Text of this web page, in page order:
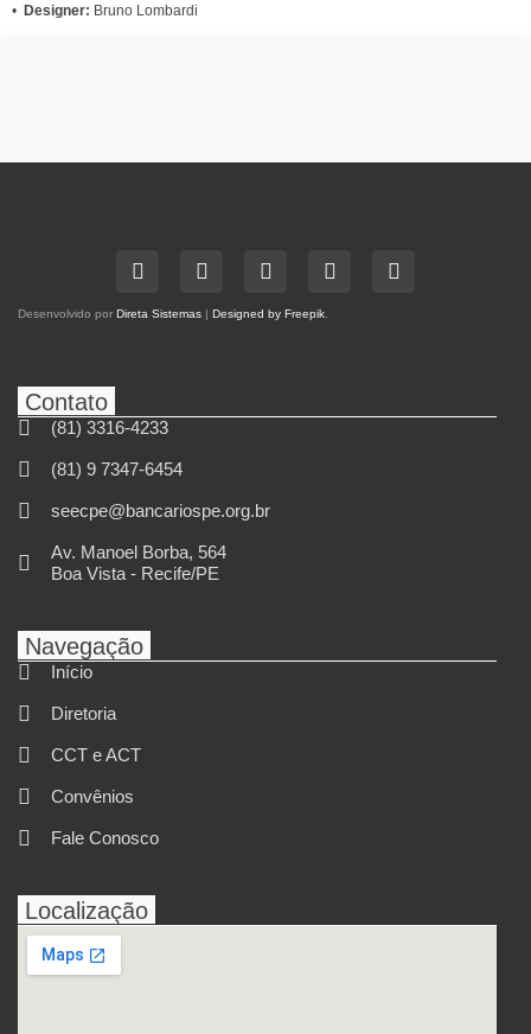
• Designer: Bruno Lombardi
Desenvolvido por Direta Sistemas Designed by Freepik.
Contato
(81) 3316-4233
(81) 9 7347-6454
seecpe@bancariospe.org.br
Av. Manoel Borba, 564
Boa Vista - Recife/PE
Navegação
Início
Diretoria
CCT e ACT
Convênios
Fale Conosco
Localização